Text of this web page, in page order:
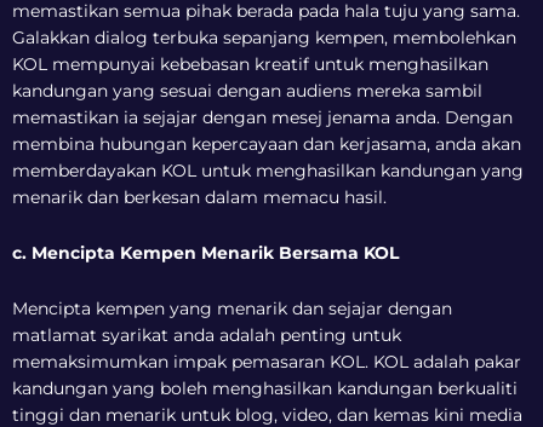
memastikan semua pihak berada pada hala tuju yang sama.
Galakkan dialog terbuka sepanjang kempen, membolehkan
KOL mempunyai kebebasan kreatif untuk menghasilkan
kandungan yang sesuai dengan audiens mereka sambil
memastikan ia sejajar dengan mesej jenama anda. Dengan
membina hubungan kepercayaan dan kerjasama, anda akan
memberdayakan KOL untuk menghasilkan kandungan yang
menarik dan berkesan dalam memacu hasil.
c. Mencipta Kempen Menarik Bersama KOL
Mencipta kempen yang menarik dan sejajar dengan
matlamat syarikat anda adalah penting untuk
memaksimumkan impak pemasaran KOL. KOL adalah pakar
kandungan yang boleh menghasilkan kandungan berkualiti
tinggi dan menarik untuk blog, video, dan kemas kini media